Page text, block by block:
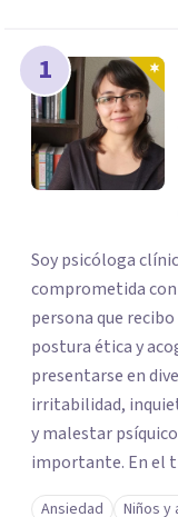
1
Soy psicóloga
comprometida
persona que
postura ética y
presentarse en
irritabilidad, inquietud,
y malestar
importante. En el trabajo con mis consultantes apunto a
trabajar a través
Ansiedad Niños